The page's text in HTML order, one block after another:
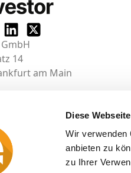
Diese
Wir verwenden
anbieten zu
zu Ihrer
14
am Main